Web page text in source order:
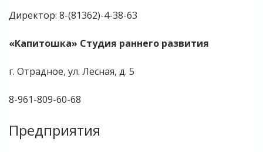
Директор: 8-(81362)-4-38-63
«Капитошка» Студия раннего развития
г. Отрадное, ул. Лесная, д. 5
8-961-809-60-68
Предприятия